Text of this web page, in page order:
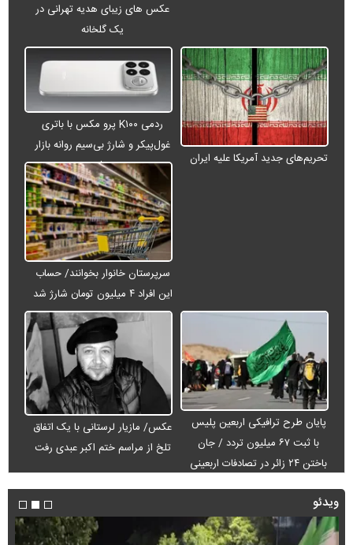
عکس های زیبای هدیه تهرانی در
یک گلخانه
تحریم‌های جدید آمریکا علیه ایران
ردمی K۱۰۰ پرو مکس با باتری
غول‌پیکر و شارژ بی‌سیم روانه بازار
می‌شود
سرپرستان خانوار بخوانند/ حساب
این افراد ۴ میلیون تومان شارژ شد
پایان طرح ترافیکی اربعین پلیس
با ثبت ۶۷ میلیون تردد / جان
باختن ۲۴ زائر در تصادفات اربعینی
عکس/ مازیار لرستانی با یک اتفاق
تلخ از مراسم ختم اکبر عبدی رفت
ویدئو